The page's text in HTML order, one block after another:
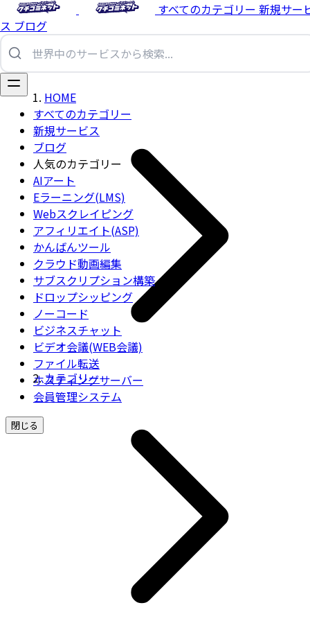
すべてのカテゴリー 新規サー
ス ブログ
すべてのカテゴリー
新規サービス
ブログ
人気のカテゴリー
AIアート
Eラーニング(LMS)
Webスクレイピング
アフィリエイト(ASP)
かんばんツール
クラウド動画編集
サブスクリプション構築
ドロップシッピング
ノーコード
ビジネスチャット
ビデオ会議(WEB会議)
ファイル転送
ホスティングサーバー
会員管理システム
閉じる
HOME
カテゴリー